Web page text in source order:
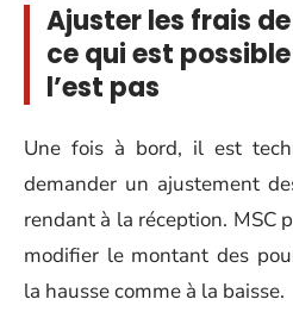
Ajuster les frais
ce qui est
l’est pas
Une fois à bord, il est
demander un ajustement
rendant à la réception. MSC
modifier le montant des
la hausse comme à la baisse.